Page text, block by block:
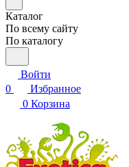
Каталог
По всему сайту
По каталогу
Войти
0
Избранное
0 Корзина